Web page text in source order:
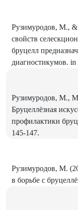
Рузимуродов, М.,
свойств
бруцелл
диагностикумов.
Рузимуродов, М.,
Бруцеллёзная
профилактики
145-147.
Рузимуродов, М.
в борьбе с